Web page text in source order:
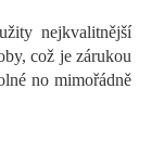
nejkvalitnější
což je zárukou
no mimořádně